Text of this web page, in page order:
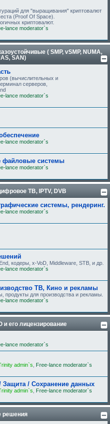
для "выращивания" криптовалют
(Proof Of Space).
криптовалют.
lance moderator`s
( SMP, vSMP, NUMA,
SAN)
(вычислительных и
серверов,
lance moderator`s
lance moderator`s
файловые системы
lance moderator`s
ТВ, IPTV, DVB
системы, рендеринг.
lance moderator`s
кодеры, x-VoD, Middleware, STB, и др.
lance moderator`s
ТВ, Кино и рекламы
продукты для производства и рекламы.
lance moderator`s
его лицензирование
lance moderator`s
admin`s
Free-lance moderator`s
Защита / Сохранение данных
admin`s
Free-lance moderator`s
решения